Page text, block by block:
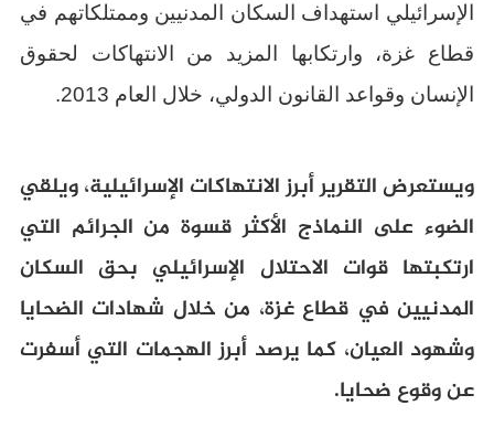
الإسرائيلي
استهداف السكان المدنيين وممتلكاتهم في
قطاع غزة، وارتكابها المزيد من الانتهاكات لحقوق
الإنسان وقواعد القانون الدولي، خلال العام 2013.
ويستعرض التقرير أبرز الانتهاكات الإسرائيلية، ويلقي
الضوء على النماذج الأكثر قسوة من الجرائم التي
ارتكبتها قوات الاحتلال الإسرائيلي بحق السكان
المدنيين في قطاع غزة، من خلال شهادات الضحايا
وشهود العيان، كما يرصد أبرز الهجمات التي أسفرت
عن وقوع ضحايا.